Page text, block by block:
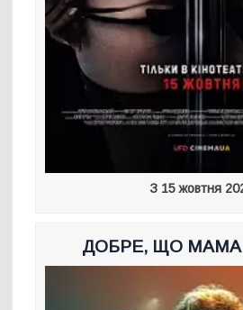
З 15 жовтня
ДОБРЕ, ЩО МАМА